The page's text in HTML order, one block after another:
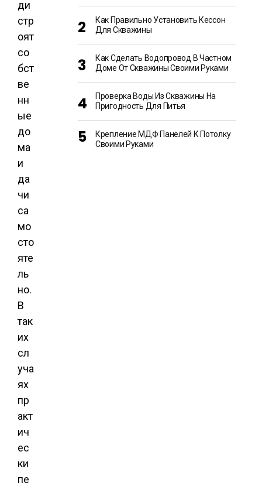
ди
стр
оят
со
бст
ве
нн
ые
до
ма
и
да
чи
са
мо
сто
яте
ль
но.
В
так
их
сл
уча
ях
пр
акт
ич
ес
ки
пе
Как Правильно Установить Кессон
Для Скважины
Как Сделать Водопровод В Частном
Доме От Скважины Своими Руками
Проверка Воды Из Скважины На
Пригодность Для Питья
Крепление МДФ Панелей К Потолку
Своими Руками